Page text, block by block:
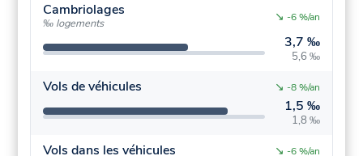
Cambriolages
‰ logements
3,7 ‰
5,6 ‰
↘ -6 %/an
Vols de véhicules
1,5 ‰
1,8 ‰
↘ -8 %/an
Vols dans les véhicules
↘ -6 %/an